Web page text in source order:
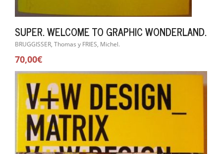
SUPER. WELCOME TO GRAPHIC WONDERLAND.
BRUGGISSER, Thomas y FRIES, Michel.
70,00€